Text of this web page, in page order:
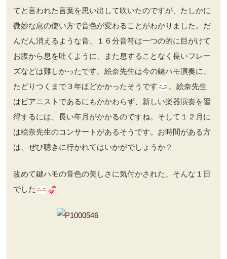
てと言われた言葉を思い出して吹いたのですが、たしかに
微妙な息の使い方で音色が変わることがわかりました。だ
んだん消えるような音、１６分音符は一つの的に目がけて
お腹から息を吐くように、また息することなく長いフレー
ズなどは難しかったです。絵奈先生は今の鍵ハモ演奏に、
たどりつくまで３年ほどかかったそうです
。絵奈先生
はピアニストであるにもかかわらず、新しい楽器演奏を習
得するには、長い年月がかかるのですね。そして１２月に
は絵奈先生のコンサートがあるそうです。お時間がある方
は、ぜひ聴きに行かれてはいかがでしょうか？
改めて鍵ハモの音色の美しさに気付かされた、そんな１日
でした